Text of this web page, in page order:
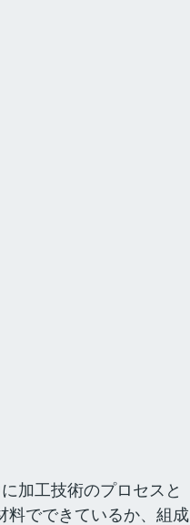
加工技術のプロセスと
料でできているか、組成